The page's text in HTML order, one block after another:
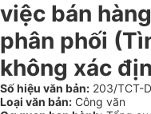
việc bán
phân phối
không xác
Số hiệu văn bản: 203/TCT-
Loại văn bản: Công văn